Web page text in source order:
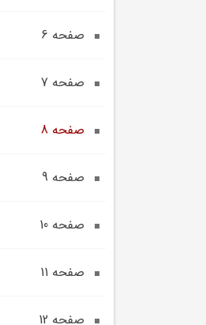
صفحه 6
صفحه 7
صفحه 8
صفحه 9
صفحه 10
صفحه 11
صفحه 12